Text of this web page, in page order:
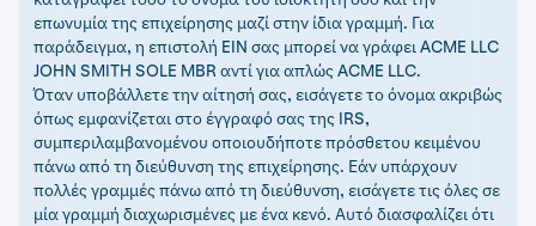
επωνυμία της επιχείρησης μαζί στην ίδια γραμμή. Για
παράδειγμα, η επιστολή EIN σας μπορεί να γράφει ACME LLC
JOHN SMITH SOLE MBR αντί για απλώς ACME LLC.
Όταν υποβάλλετε την αίτησή σας, εισάγετε το όνομα ακριβώς
όπως εμφανίζεται στο έγγραφό σας της IRS,
συμπεριλαμβανομένου οποιουδήποτε πρόσθετου κειμένου
πάνω από τη διεύθυνση της επιχείρησης. Εάν υπάρχουν
πολλές γραμμές πάνω από τη διεύθυνση, εισάγετε τις όλες σε
μία γραμμή διαχωρισμένες με ένα κενό. Αυτό διασφαλίζει ότι